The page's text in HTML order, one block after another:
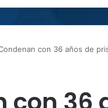
con 36 años de